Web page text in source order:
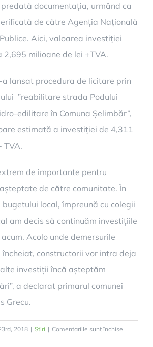
predată documentația, urmând ca
de către Agenția Națională
Aici, valoarea investiției
2,695 milioane de lei +TVA.
a lansat procedura de licitare prin
”reabilitare strada Podului
edilitare în Comuna Șelimbăr”,
estimată a investiției de 4,311
TVA.
de importante pentru
de către comunitate. În
local, împreună cu colegii
am decis să continuăm investițiile
Acolo unde demersurile
constructorii vor intra deja
investiții încă așteptăm
a declarat primarul comunei
Grecu.
2018 | Stiri | Comentariile sunt închise
Lucrări